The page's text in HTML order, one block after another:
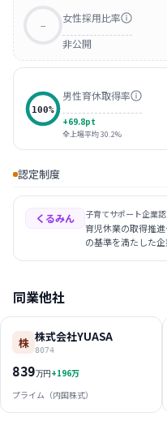
--
女性採用比率
非公開
100%
男性育休取得率
+69.8pt
全上場平均 30.2%
認定制度
くるみん 子育てサポート企業認
育児休業の取得推
の基準を満たした企
同業他社
株 株式会社YUASA
8074
839万円+196万
プライム（内国株式）